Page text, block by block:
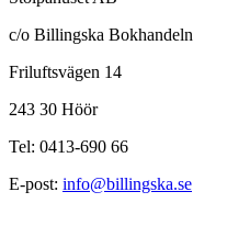
c/o Billingska Bokhandeln
Friluftsvägen 14
243 30 Höör
Tel: 0413-690 66
E-post: info@billingska.se